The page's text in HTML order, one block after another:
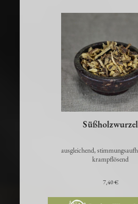
Süßholzwurzel
ausgleichend,
krampflösend
7,40 €